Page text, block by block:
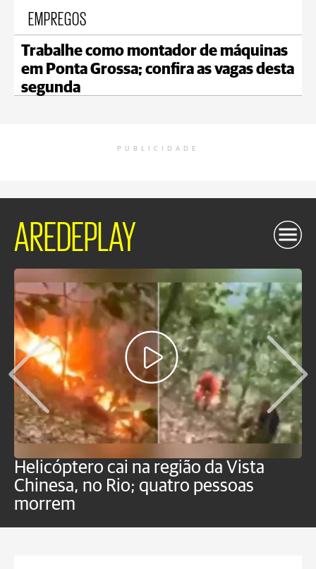
EMPREGOS
Trabalhe como montador de máquinas
em Ponta Grossa; confira as vagas desta
segunda
PUBLICIDADE
AREDEPLAY
Helicóptero cai na região da Vista
Chinesa, no Rio; quatro pessoas
morrem